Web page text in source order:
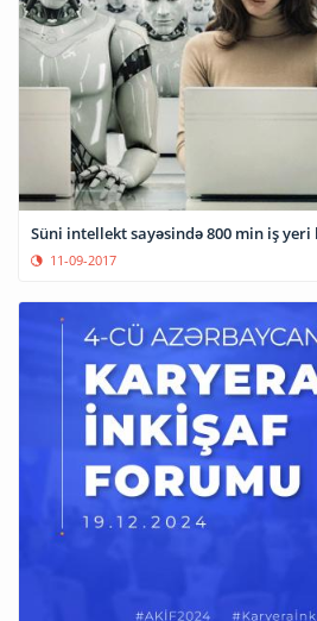
Süni intellekt sayəsində 800 min iş yeri
11-09-2017